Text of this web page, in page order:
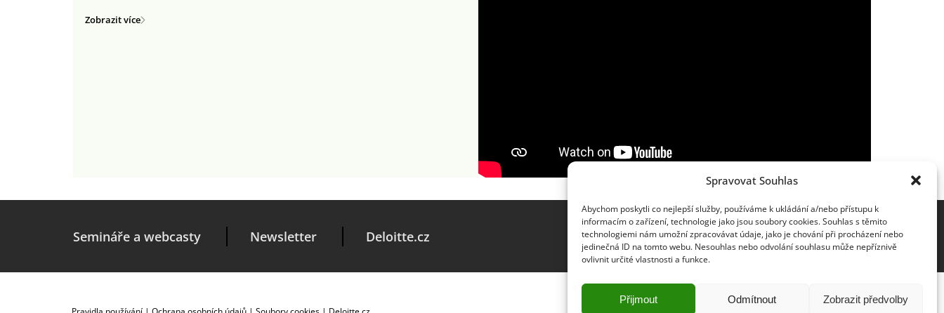
Spravovat Souhlas
Abychom poskytli co nejlepší služby, používáme k ukládání a/nebo přístupu k
informacím o zařízení, technologie jako jsou soubory cookies. Souhlas s těmito
technologiemi nám umožní zpracovávat údaje, jako je chování při procházení nebo
jedinečná ID na tomto webu. Nesouhlas nebo odvolání souhlasu může nepříznivě
ovlivnit určité vlastnosti a funkce.
Přijmout Odmítnout Zobrazit předvolby
Zobrazit více
Semináře a webcasty Newsletter Deloitte.cz